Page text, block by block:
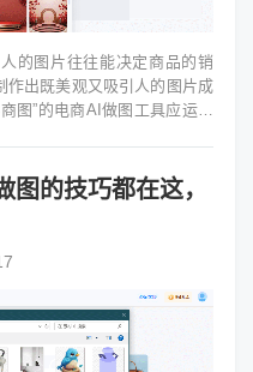
的图片往往能决定商品的销
作出既美观又吸引人的图片成
图”的电商AI做图工具应运而
的技巧都在这，